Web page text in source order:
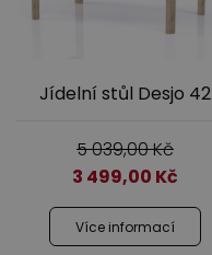
Jídelní stůl Desjo 42
5 039,00Kč
3 499,00 Kč
Více informací